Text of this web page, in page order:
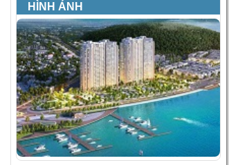
HÌNH ẢNH